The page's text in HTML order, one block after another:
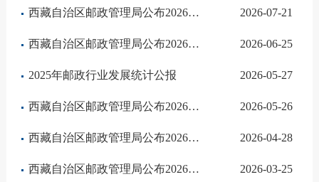
西藏自治区邮政管理局公布2026年上半年邮政行业运行情况 2026-07-21
西藏自治区邮政管理局公布2026年1-5月邮政行业运行情况 2026-06-25
2025年邮政行业发展统计公报 2026-05-27
西藏自治区邮政管理局公布2026年1-4月邮政行业运行情况 2026-05-26
西藏自治区邮政管理局公布2026年1-3月邮政行业运行情况 2026-04-28
西藏自治区邮政管理局公布2026年1-2月邮政行业运行情况 2026-03-25